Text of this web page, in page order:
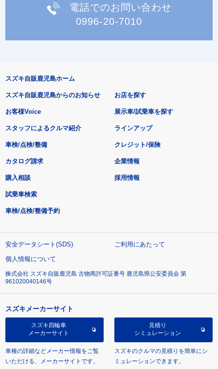
電話でのお問い合わせ
0996-20-7010
スズキ自販鹿児島ホーム
スズキ自販鹿児島からのお知らせ
お客様Voice
スタッフによるクルマ紹介
お店を探す
展示車/試乗車を探す
ラインアップ
車検/点検/整備 クレジット/保険
カタログ請求
購入相談
試乗車検索
車検/点検/整備予約
企業情報
採用情報
安全データシート(SDS)
ご利用にあたって
個人情報について
株式会社 スズキ自販鹿児島 古物商許可証番号 鹿児島県公安委員会 第
961020040146号
スズキメーカーサイト
スズキ四輪車
メーカーサイト
車種の詳細などメーカー情報をご覧
いただける、メーカーサイトです。
見積り
シミュレーション
スズキのクルマの見積りを簡単にシ
ミュレーションできます。